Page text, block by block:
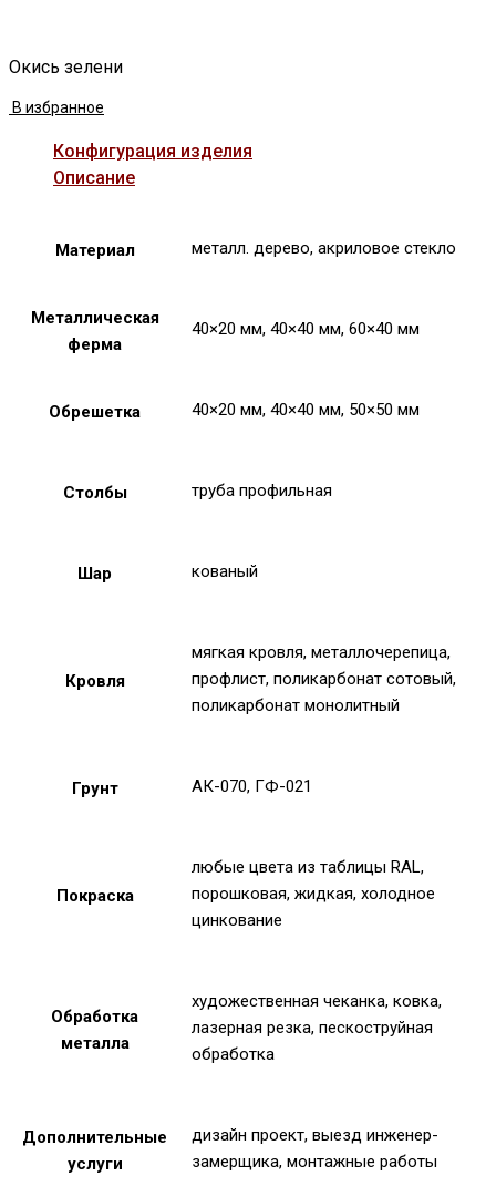
Окись зелени
В избранное
Конфигурация изделия
Описание
Материал металл. дерево, акриловое стекло
Металлическая
ферма
40×20 мм, 40×40 мм, 60×40 мм
Обрешетка 40×20 мм, 40×40 мм, 50×50 мм
Столбы труба профильная
Шар кованый
Кровля
мягкая кровля, металлочерепица,
профлист, поликарбонат сотовый,
поликарбонат монолитный
Грунт АК-070, ГФ-021
Покраска
любые цвета из таблицы RAL,
порошковая, жидкая, холодное
цинкование
Обработка
металла
художественная чеканка, ковка,
лазерная резка, пескоструйная
обработка
Дополнительные
услуги
дизайн проект, выезд инженер-
замерщика, монтажные работы